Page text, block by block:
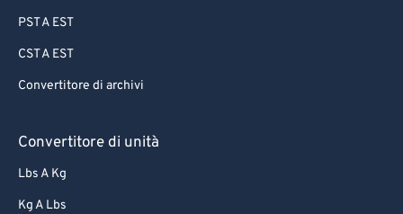
PST A EST
CST A EST
Convertitore di archivi
Convertitore di unità
Lbs A Kg
Kg A Lbs